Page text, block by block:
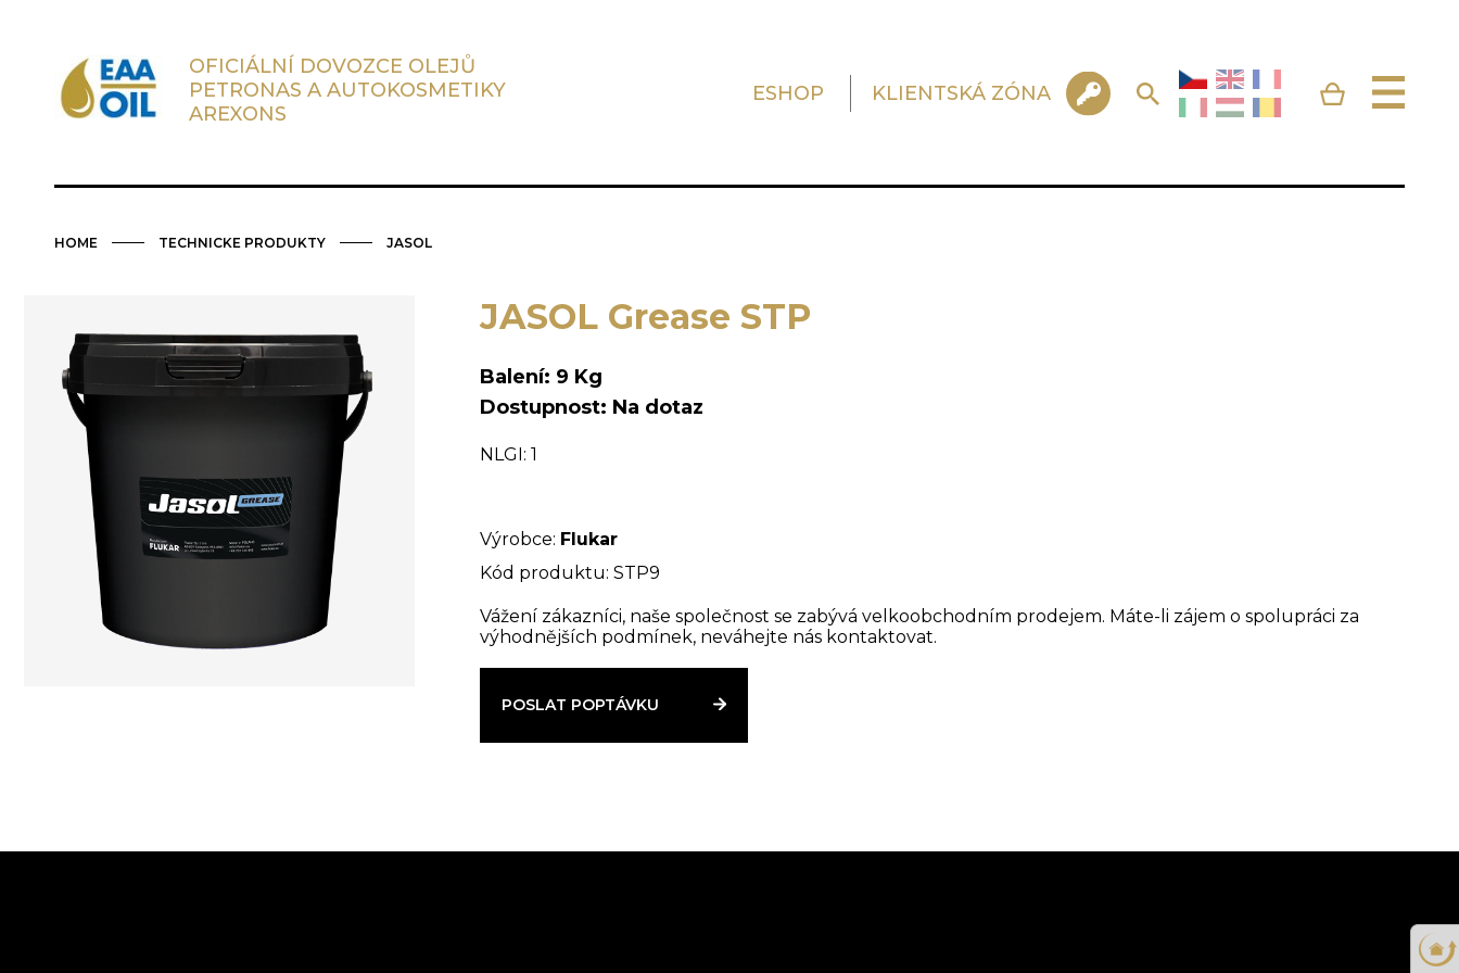
OFICIÁLNÍ DOVOZCE OLEJŮ
PETRONAS A AUTOKOSMETIKY
AREXONS
ESHOP KLIENTSKÁ ZÓNA
HOME TECHNICKE PRODUKTY JASOL
JASOL Grease STP
Balení: 9 Kg
Dostupnost: Na dotaz
NLGI: 1
Výrobce: Flukar
Kód produktu: STP9
Vážení zákazníci, naše společnost se zabývá velkoobchodním prodejem. Máte-li zájem o spolupráci za
výhodnějších podmínek, neváhejte nás kontaktovat.
POSLAT POPTÁVKU